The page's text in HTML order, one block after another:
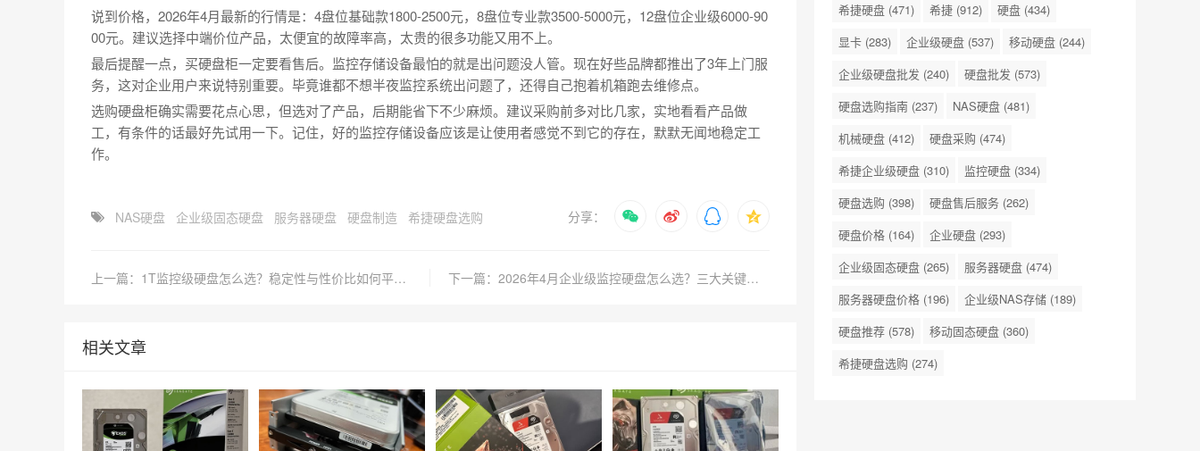
说到价格，2026年4月最新的行情是：4盘位基础款1800-2500元，8盘位专业款3500-5000元，12盘位企业级6000-90
00元。建议选择中端价位产品，太便宜的故障率高，太贵的很多功能又用不上。
最后提醒一点，买硬盘柜一定要看售后。监控存储设备最怕的就是出问题没人管。现在好些品牌都推出了3年上门服
务，这对企业用户来说特别重要。毕竟谁都不想半夜监控系统出问题了，还得自己抱着机箱跑去维修点。
选购硬盘柜确实需要花点心思，但选对了产品，后期能省下不少麻烦。建议采购前多对比几家，实地看看产品做
工，有条件的话最好先试用一下。记住，好的监控存储设备应该是让使用者感觉不到它的存在，默默无闻地稳定工
作。
NAS硬盘 企业级固态硬盘 服务器硬盘 硬盘制造 希捷硬盘选购 分享：
上一篇：1T监控级硬盘怎么选？稳定性与性价比如何平衡？ 下一篇：2026年4月企业级监控硬盘怎么选？三大关键指标与避坑指南
相关文章
希捷硬盘 (471) 希捷 (912) 硬盘 (434)
显卡 (283) 企业级硬盘 (537) 移动硬盘 (244)
企业级硬盘批发 (240) 硬盘批发 (573)
硬盘选购指南 (237) NAS硬盘 (481)
机械硬盘 (412) 硬盘采购 (474)
希捷企业级硬盘 (310) 监控硬盘 (334)
硬盘选购 (398) 硬盘售后服务 (262)
硬盘价格 (164) 企业硬盘 (293)
企业级固态硬盘 (265) 服务器硬盘 (474)
服务器硬盘价格 (196) 企业级NAS存储 (189)
硬盘推荐 (578) 移动固态硬盘 (360)
希捷硬盘选购 (274)